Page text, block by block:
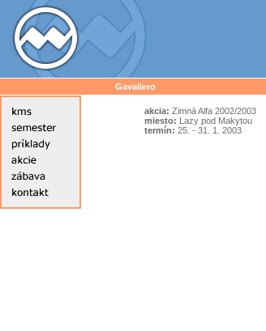
Gavaliero
akcia: Zimná Alfa 2002/2003
miesto: Lazy pod Makytou
termín: 25. - 31. 1. 2003